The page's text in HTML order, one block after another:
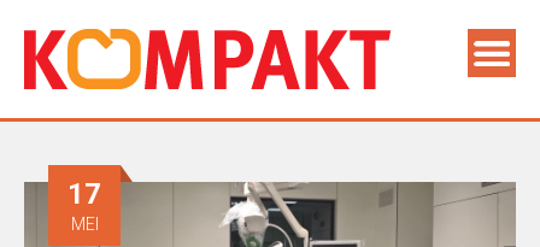
17
MEI